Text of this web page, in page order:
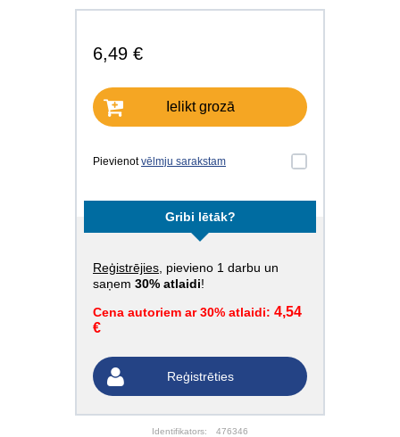
6,49 €
Ielikt grozā
Pievienotvēlmju sarakstam
Gribi lētāk?
Reģistrējies , pievieno 1 darbu un
saņem 30% atlaidi!
Cena autoriem ar 30% atlaidi: 4,54
€
Reģistrēties
Identifikators: 476346